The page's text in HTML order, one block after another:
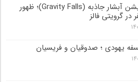
نقد انیمیشن آبشار جاذبه (Gravity Falls)؛ ظهور
در گرویتی فالز
یهودی ؛ صدوقیان و فریسیان